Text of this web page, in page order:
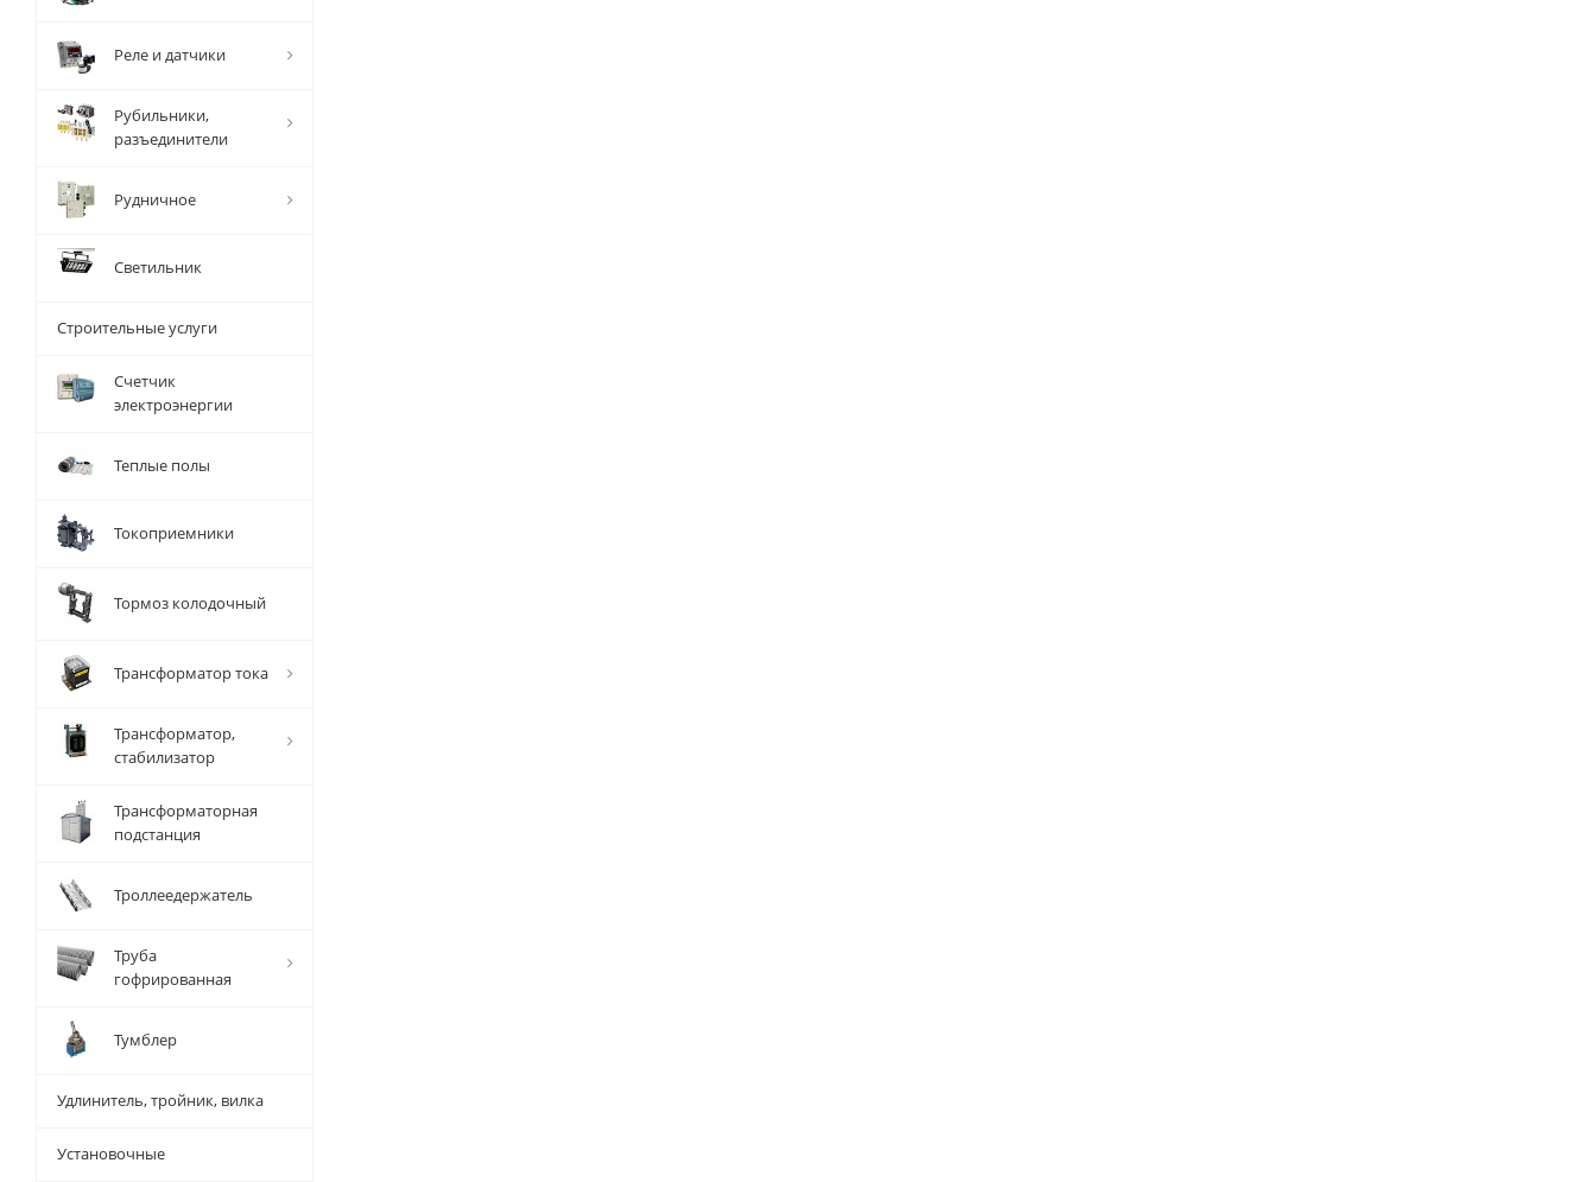
Реле и датчики
Рубильники,
разъединители
Рудничное
Светильник
Строительные услуги
Счетчик
электроэнергии
Теплые полы
Токоприемники
Тормоз колодочный
Трансформатор тока
Трансформатор,
стабилизатор
Трансформаторная
подстанция
Троллеедержатель
Труба
гофрированная
Тумблер
Удлинитель, тройник, вилка
Установочные